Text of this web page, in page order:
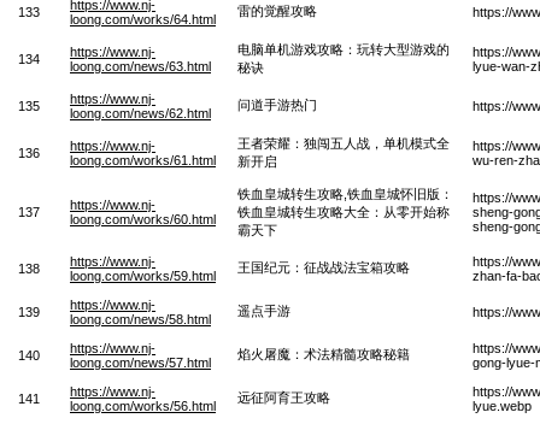
133
https://www.nj-
loong.com/works/64.html
雷的觉醒攻略 https://
134
https://www.nj-
loong.com/news/63.html
电脑单机游戏攻略：玩转大型游戏的
秘诀
https://
lyue-wan-
135
https://www.nj-
loong.com/news/62.html
问道手游热门 https://
136
https://www.nj-
loong.com/works/61.html
王者荣耀：独闯五人战，单机模式全
新开启
https://
wu-ren-
137
https://www.nj-
loong.com/works/60.html
铁血皇城转生攻略,铁血皇城怀旧版：
铁血皇城转生攻略大全：从零开始称
霸天下
https://
sheng-
sheng-
138
https://www.nj-
loong.com/works/59.html
王国纪元：征战战法宝箱攻略
https://
zhan-fa-
139
https://www.nj-
loong.com/news/58.html
遥点手游 https://
140
https://www.nj-
loong.com/news/57.html
焰火屠魔：术法精髓攻略秘籍
https://
gong-lyue-
141
https://www.nj-
loong.com/works/56.html
远征阿育王攻略
https://
lyue.webp